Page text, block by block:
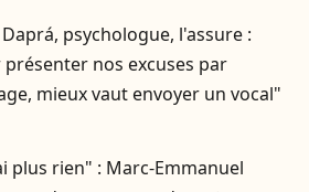
Daprá, psychologue, l'assure :
présenter nos excuses par
mieux vaut envoyer un vocal"
plus rien" : Marc-Emmanuel